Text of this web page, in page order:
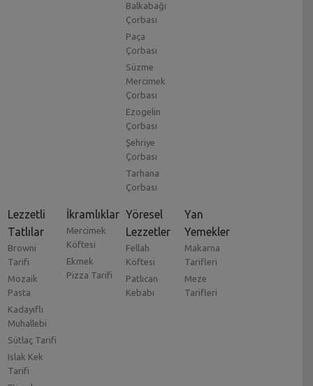
Balkabağı
Çorbası
Paça
Çorbası
Süzme
Mercimek
Çorbası
Ezogelin
Çorbası
Şehriye
Çorbası
Tarhana
Çorbası
Lezzetli
Tatlılar
Browni
Tarifi
Mozaik
Pasta
Kadayıflı
Muhallebi
Sütlaç Tarifi
Islak Kek
Tarifi
İkramlıklar
Mercimek
Köftesi
Ekmek
Pizza Tarifi
Yöresel
Lezzetler
Fellah
Köftesi
Patlıcan
Kebabı
Yan
Yemekler
Makarna
Tarifleri
Meze
Tarifleri